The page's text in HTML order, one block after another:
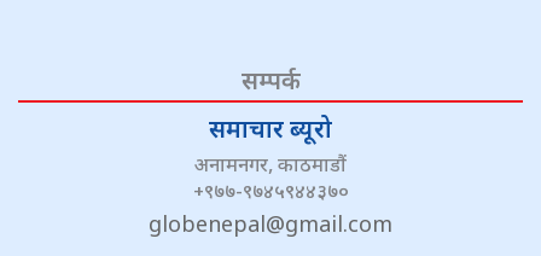
सम्पर्क
समाचार ब्यूरो
अनामनगर, काठमाडौं
+९७७-९७४५९४४३७०
globenepal@gmail.com